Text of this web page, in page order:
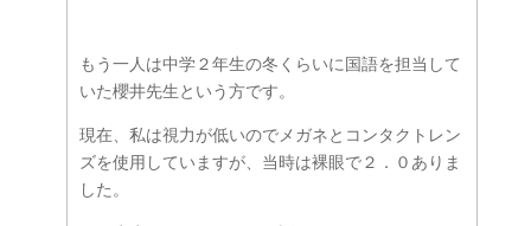
もう一人は中学２年生の冬くらいに国語を担当して
いた櫻井先生という方です。
現在、私は視力が低いのでメガネとコンタクトレン
ズを使用していますが、当時は裸眼で２．０ありま
した。